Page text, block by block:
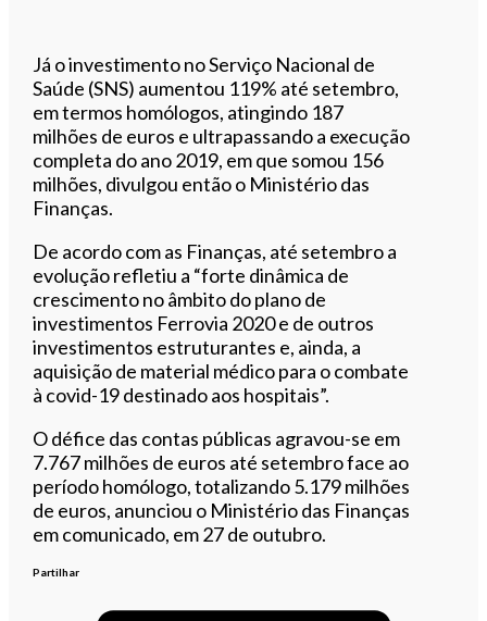
Já o investimento no Serviço Nacional de
Saúde (SNS) aumentou 119% até setembro,
em termos homólogos, atingindo 187
milhões de euros e ultrapassando a execução
completa do ano 2019, em que somou 156
milhões, divulgou então o Ministério das
Finanças.
De acordo com as Finanças, até setembro a
evolução refletiu a “forte dinâmica de
crescimento no âmbito do plano de
investimentos Ferrovia 2020 e de outros
investimentos estruturantes e, ainda, a
aquisição de material médico para o combate
à covid-19 destinado aos hospitais”.
O défice das contas públicas agravou-se em
7.767 milhões de euros até setembro face ao
período homólogo, totalizando 5.179 milhões
de euros, anunciou o Ministério das Finanças
em comunicado, em 27 de outubro.
Partilhar